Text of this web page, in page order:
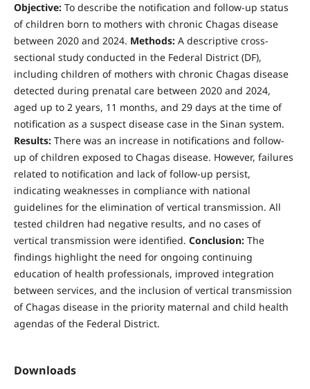
Objective:To describe the notification and follow-up status
of children born to mothers with chronic Chagas disease
between 2020 and 2024. Methods: A descriptive cross-
sectional study conducted in the Federal District (DF),
including children of mothers with chronic Chagas disease
detected during prenatal care between 2020 and 2024,
aged up to 2 years, 11 months, and 29 days at the time of
notification as a suspect disease case in the Sinan system.
Results:There was an increase in notifications and follow-
up of children exposed to Chagas disease. However, failures
related to notification and lack of follow-up persist,
indicating weaknesses in compliance with national
guidelines for the elimination of vertical transmission. All
tested children had negative results, and no cases of
vertical transmission were identified. Conclusion: The
findings highlight the need for ongoing continuing
education of health professionals, improved integration
between services, and the inclusion of vertical transmission
of Chagas disease in the priority maternal and child health
agendas of the Federal District.
Downloads